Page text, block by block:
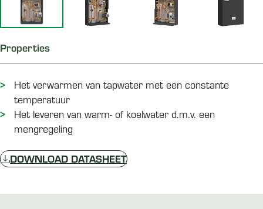
Properties
Het verwarmen van tapwater met een constante
temperatuur
Het leveren van warm- of koelwater d.m.v. een
mengregeling
DOWNLOAD DATASHEET